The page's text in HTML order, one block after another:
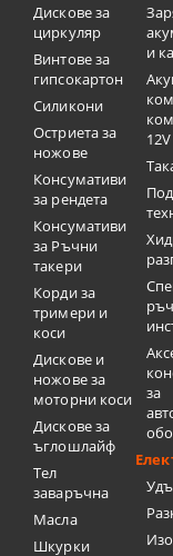
Дискове за
циркуляр
Винтове за
гипсокартон
Силикони
Остриета за
ножове
Консумативи
за рендета
Консумативи
за Ръчни
такери
Корди за
тримери и
коси
Дискове и
ножове за
моторни коси
Дискове за
ъглошлайф
Тел
заваръчна
Масла
Шкурки
и
12V
за